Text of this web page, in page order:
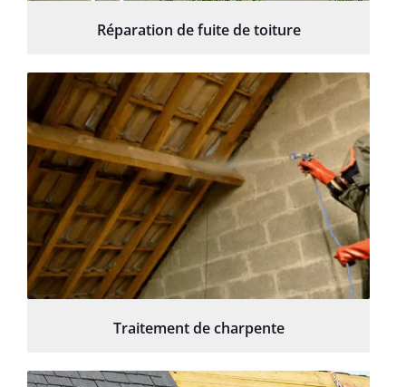
Réparation de fuite de toiture
Traitement de charpente